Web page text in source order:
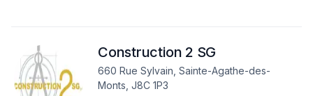
et un service clé en main irréprochable. Confiez votre projet
à une équipe qui a à cœur votre satisfaction.
Construction 2 SG
660 Rue Sylvain, Sainte-Agathe-des-
Monts, J8C 1P3